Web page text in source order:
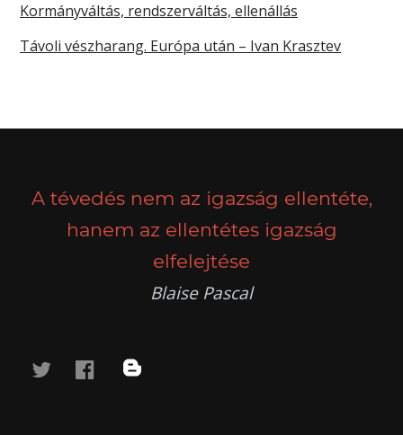
Kormányváltás, rendszerváltás, ellenállás
Távoli vészharang. Európa után – Ivan Krasztev
A tévedés nem az igazság ellentéte,
hanem az ellentétes igazság
elfelejtése
Blaise Pascal
twitterfacebook
blog